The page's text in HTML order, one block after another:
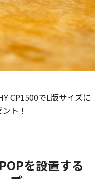
CP1500でL版サイズに
ト！
を設置する